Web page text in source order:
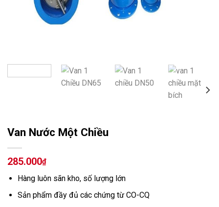
Van Nước Một Chiều
285.000₫
Hàng luôn sãn kho, số lượng lớn
Sản phẩm đầy đủ các chứng từ CO-CQ